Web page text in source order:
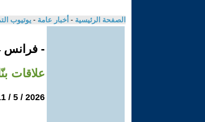
الصفحة الرئيسية - أخبار عامة - يوتيوب
- فرانس 24
علاقات
2026 / 5 / 11